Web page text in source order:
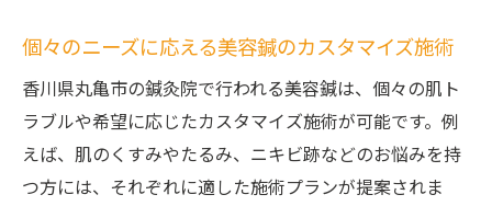
美容鍼のカスタマイズ施術がもたらす安心
丸亀市の鍼灸院で自分だけの美容鍼を見つ
ける
個々のニーズに応える美容鍼のカスタマイズ施術
香川県丸亀市の鍼灸院で行われる美容鍼は、個々の肌ト
ラブルや希望に応じたカスタマイズ施術が可能です。例
えば、肌のくすみやたるみ、ニキビ跡などのお悩みを持
つ方には、それぞれに適した施術プランが提案されま